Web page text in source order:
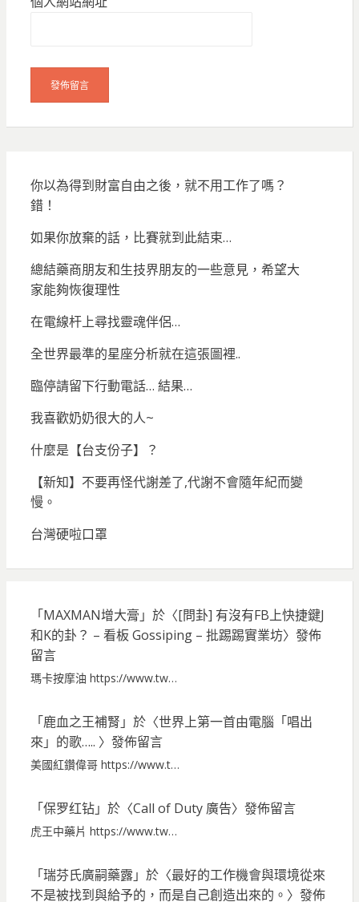
你以為得到財富自由之後，就不用工作了嗎？
錯！
如果你放棄的話，比賽就到此結束…
總結藥商朋友和生技界朋友的一些意見，希望大
家能夠恢復理性
在電線杆上尋找靈魂伴侶…
全世界最準的星座分析就在這張圖裡..
臨停請留下行動電話… 結果…
我喜歡奶奶很大的人~
什麼是【台支份子】？
【新知】不要再怪代謝差了,代謝不會隨年紀而變
慢。
台灣硬啦口罩
「MAXMAN增大膏 」於〈[問卦] 有沒有FB上快捷鍵J
和K的卦？ – 看板 Gossiping – 批踢踢實業坊〉發佈
留言
瑪卡按摩油 https://www.tw…
「鹿血之王補腎 」於〈世界上第一首由電腦「唱出
來」的歌….. 〉發佈留言
美國紅鑽偉哥 https://www.t…
「保罗红钻」於〈Call of Duty 廣告〉發佈留言
虎王中藥片 https://www.tw…
「瑞芬氏廣嗣藥露」於〈最好的工作機會與環境從來
不是被找到與給予的，而是自己創造出來的。 〉發佈